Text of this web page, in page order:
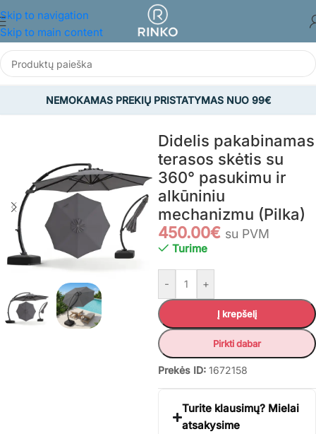
Skip to navigation
Skip to main content
NEMOKAMAS PREKIŲ PRISTATYMAS NUO 99€
SODAS/Sodo skėčiai/Lauko skėčiai
Didelis pakabinamas
terasos skėtis su
360° pasukimu ir
alkūniniu
mechanizmu (Pilka)
450.00€ su PVM
Turime
- +
Į krepšelį
Pirkti dabar
Prekės ID: 1672158
Turite klausimų? Mielai
atsakysime